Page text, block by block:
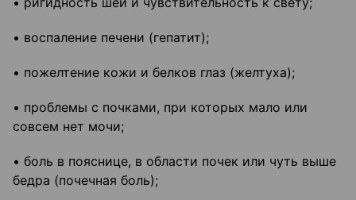
• воспаление печени (гепатит);
• пожелтение кожи и белков глаз (желтуха);
• проблемы с почками, при которых мало или
совсем нет мочи;
• боль в пояснице, в области почек или чуть выше
бедра (почечная боль);